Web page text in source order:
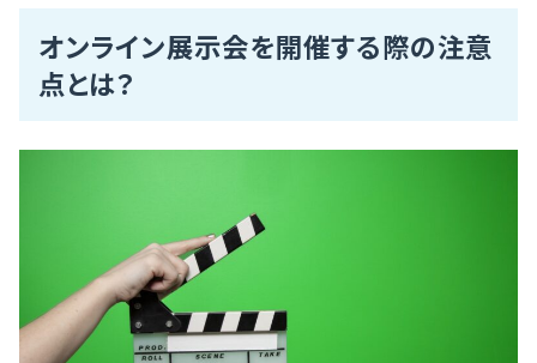
オンライン展示会を開催する際の注意
点とは？